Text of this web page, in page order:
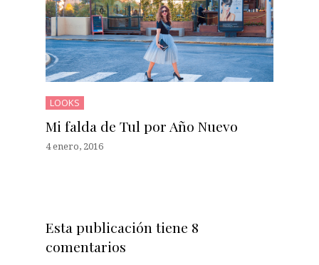
LOOKS
Mi falda de Tul por Año Nuevo
4 enero, 2016
Esta publicación tiene 8
comentarios